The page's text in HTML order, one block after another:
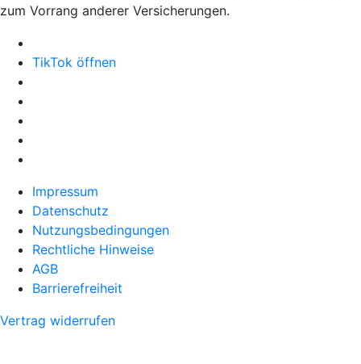
zum Vorrang anderer Versicherungen.
TikTok öffnen
Impressum
Datenschutz
Nutzungsbedingungen
Rechtliche Hinweise
AGB
Barrierefreiheit
Vertrag widerrufen